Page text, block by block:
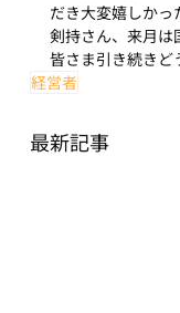
だき大変嬉しかっ
剣持さん、来月は
皆さま引き続きど
経営者
最新記事